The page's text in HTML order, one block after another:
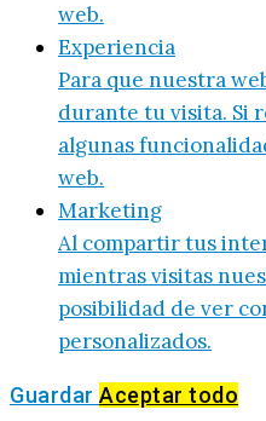
web.
Experiencia
Para que nuestra
durante tu visita. Si
algunas
web.
Marketing
Al compartir tus
mientras visitas
posibilidad de ver
personalizados.
Guardar Aceptar todo